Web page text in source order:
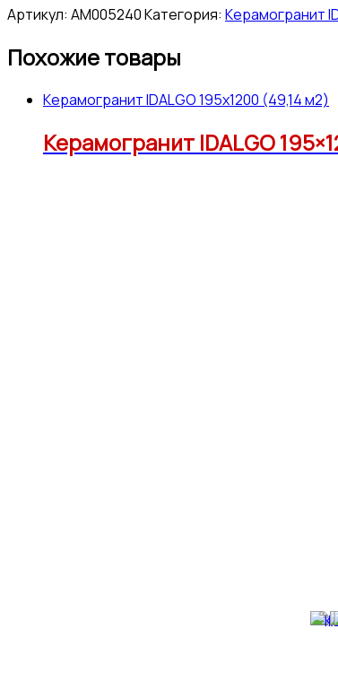
Артикул: АМ005240Категория: Керамогранит
Похожие товары
Керамогранит IDALGO 195x1200 (49,14 м2)
Керамогранит IDALGO